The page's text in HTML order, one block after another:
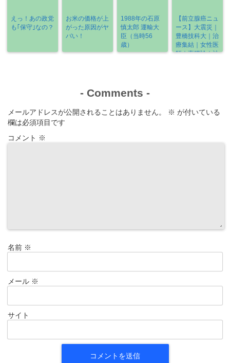
えっ！あの政党
も｢保守｣なの？
お米の価格が上
がった原因がヤ
バい！
1988年の石原
慎太郎 運輸大
臣（当時56
歳）
【前立腺癌ニュ
ース】大震災｜
豊橋技科大｜治
療集結｜女性医
師｜直腸診｜治
- Comments -
メールアドレスが公開されることはありません。 ※ が付いている
欄は必須項目です
コメント ※
名前 ※
メール ※
サイト